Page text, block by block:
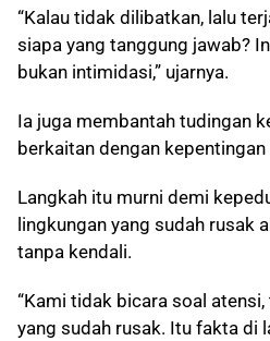
“Kalau tidak dilibatkan, lalu
siapa yang tanggung jawab?
bukan intimidasi,” ujarnya.
Ia juga membantah tudingan
berkaitan dengan
Langkah itu murni demi
lingkungan yang sudah rusak
tanpa kendali.
“Kami tidak bicara soal
yang sudah rusak. Itu fakta di